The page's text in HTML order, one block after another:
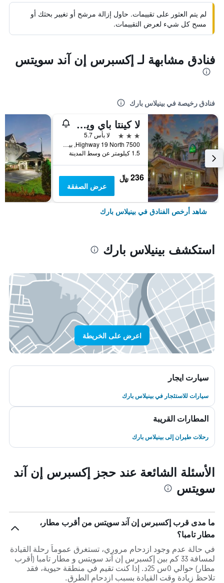
لم يتم العثور على تقييمات. حاول إزالة مرشح أو تغيير بحثك أو
مسح كل شيء لعرض التقييمات.
فنادق مشابهة لـ إكسبرس إن آند سويتس
فنادق رخيصة في بينيلاس بارك
لا كينتا باي ويندام سانت بيترزبرج كليرووتر
3 نجوم
لا بأس 5.7
7500 Highway 19 North, بينيلاس بارك, FL, الولايات المتحدة الأميريكية
1.5 كيلومتر عن وسط المدينة
236 ﷼
عرض الصفقة
شاهد أرخص الفنادق في بينيلاس بارك
استكشف بينيلاس بارك
اعرض على الخريطة
سيارت ايجار
سيارات للاستئجار في بينيلاس بارك
المطارات القريبة
رحلات طيران إلى بينيلاس بارك
الأسئلة الشائعة عند حجز إكسبرس إن آند
سويتس
ما مدى قرب إكسبرس إن آند سويتس من أقرب مطار،
مطار تامبا؟
في حالة عدم وجود ازدحام مروري، تستغرق عموماً رحلة القيادة
لمسافة 33 كم بين إكسبرس إن آند سويتس و مطار تامبا (أقرب
مطار) حوالي 0س 25د. إذا كنت تقيم في منطقة حيوية، فقد
تلاحظ زيادة وقت القيادة بسبب ازدحام الطرق.